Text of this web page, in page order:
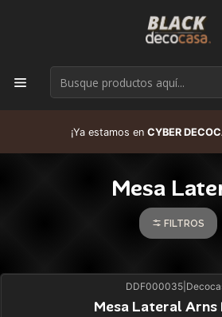
¡Ya estamos en CYBER
Mesa
FILTROS
DDF000035|
Mesa Lateral Arns